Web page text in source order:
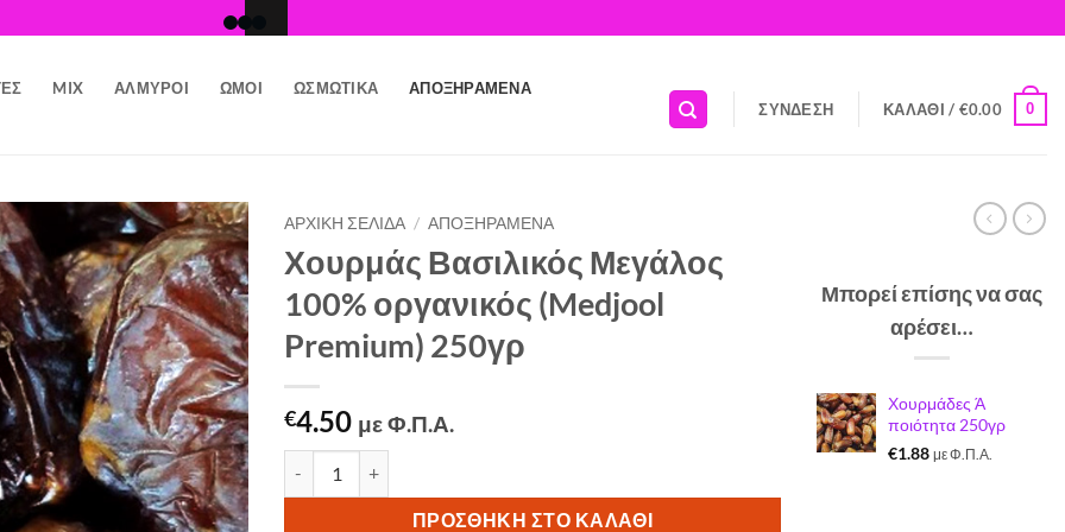
MIX ΑΛΜΥΡΟΊ ΩΜΟΊ ΩΣΜΩΤΙΚΆ ΑΠΟΞΗΡΑΜΈΝΑ
ΣΎΝΔΕΣΗ ΚΑΛΆΘΙ / €0.00 0
Προσθήκη
στη Λίστα
Επιθυμιών
ΑΡΧΙΚΉ ΣΕΛΊΔΑ / ΑΠΟΞΗΡΑΜΈΝΑ
Χουρμάς Βασιλικός Μεγάλος
100% οργανικός (Medjool
Premium) 250γρ
€4.50 με Φ.Π.Α.
Χουρμάς Βασιλικός Μεγάλος 100% οργανικός (Medjool Premium) 250γρ ποσότητα
ΠΡΟΣΘΉΚΗ ΣΤΟ ΚΑΛΆΘΙ
Μπορεί επίσης να σας
αρέσει…
Χουρμάδες Ά
ποιότητα 250γρ
€1.88 με Φ.Π.Α.